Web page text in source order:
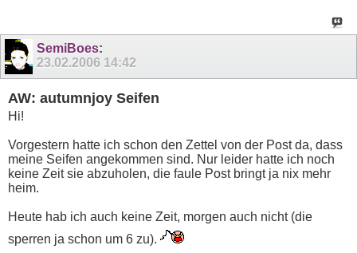
SemiBoes:
23.02.2006 14:42
AW: autumnjoy Seifen
Hi!
Vorgestern hatte ich schon den Zettel von der Post da, dass
meine Seifen angekommen sind. Nur leider hatte ich noch
keine Zeit sie abzuholen, die faule Post bringt ja nix mehr
heim.
Heute hab ich auch keine Zeit, morgen auch nicht (die
sperren ja schon um 6 zu).